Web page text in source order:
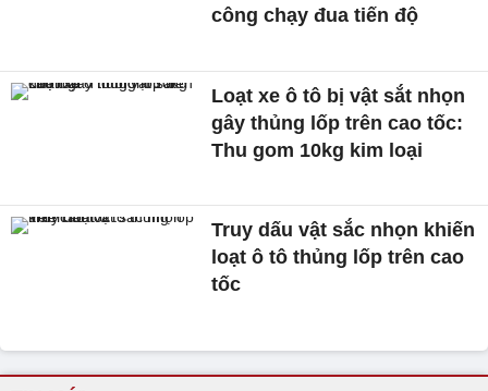
công chạy đua tiến độ
Loạt xe ô tô bị vật sắt nhọn
gây thủng lốp trên cao tốc:
Thu gom 10kg kim loại
Truy dấu vật sắc nhọn khiến
loạt ô tô thủng lốp trên cao
tốc